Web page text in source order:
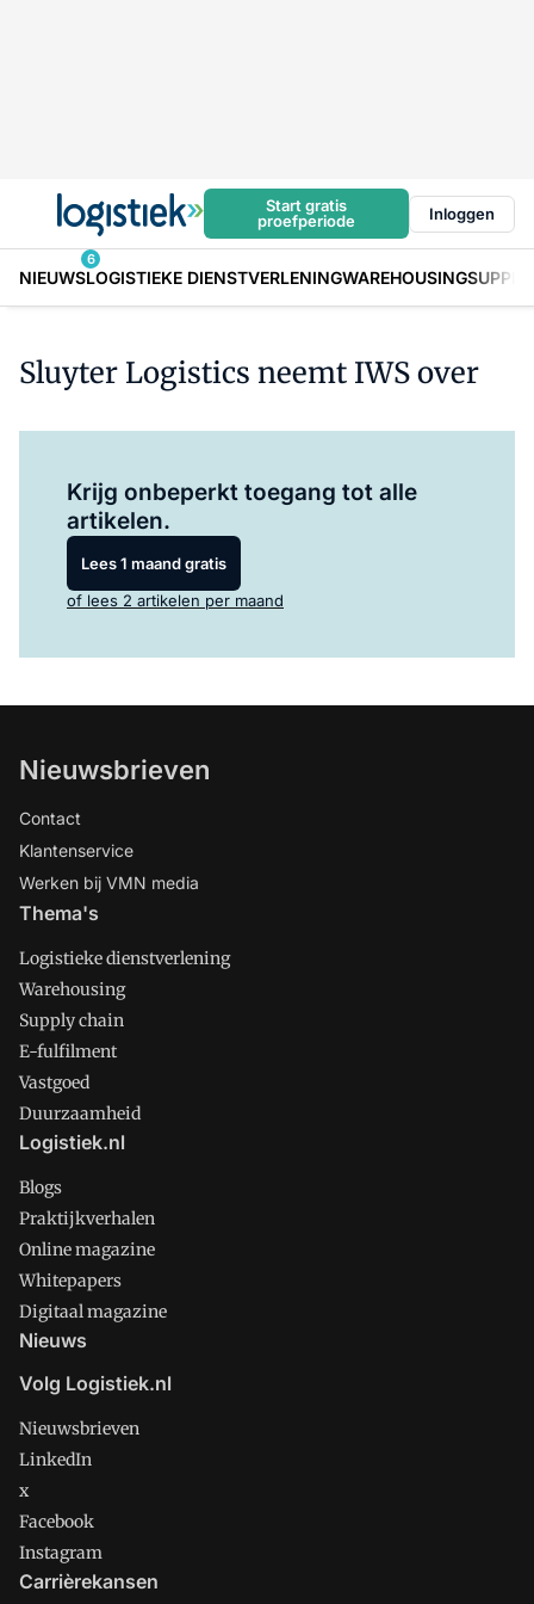
Start gratis
proefperiode
Inloggen
NIEUWS
6
LOGISTIEKE DIENSTVERLENINGWAREHOUSING
Sluyter Logistics neemt IWS over
Krijg onbeperkt toegang tot alle
artikelen.
Lees 1 maand gratis
of lees 2 artikelen per maand
Nieuwsbrieven
Contact
Klantenservice
Werken bij VMN media
Thema's
Logistieke dienstverlening
Warehousing
Supply chain
E-fulfilment
Vastgoed
Duurzaamheid
Logistiek.nl
Blogs
Praktijkverhalen
Online magazine
Whitepapers
Digitaal magazine
Nieuws
Volg Logistiek.nl
Nieuwsbrieven
LinkedIn
x
Facebook
Instagram
Carrièrekansen